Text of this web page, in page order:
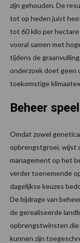
zijn gehouden. De
tot op heden juist
tot 60 kilo per hectare
vooral samen met
tijdens de
onderzoek doet geen
toekomstige
Beheer
Omdat zowel
opbrengstgroei, wijst
management op het
verder toenemende
dagelijkse keuzes
De bijdrage van
de gerealiseerde
opbrengstwinsten die
kunnen zijn